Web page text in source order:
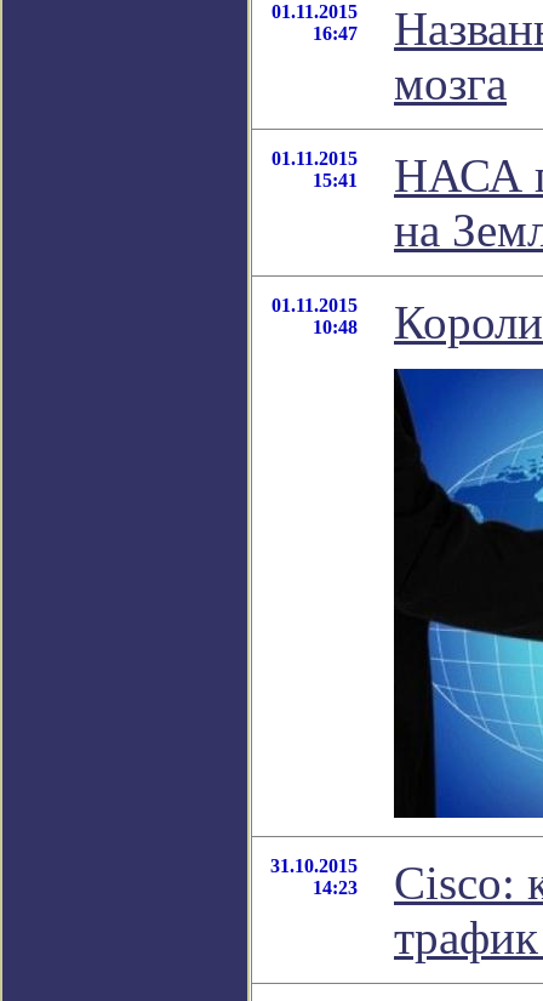
01.11.2015
16:47
мозга
01.11.2015
15:41
НАСА
на
01.11.2015
10:48
31.10.2015
14:23
Cisco: